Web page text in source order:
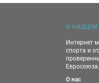
О НАШЕМ
Интернет
спорта и
Евросоюза.
О нас